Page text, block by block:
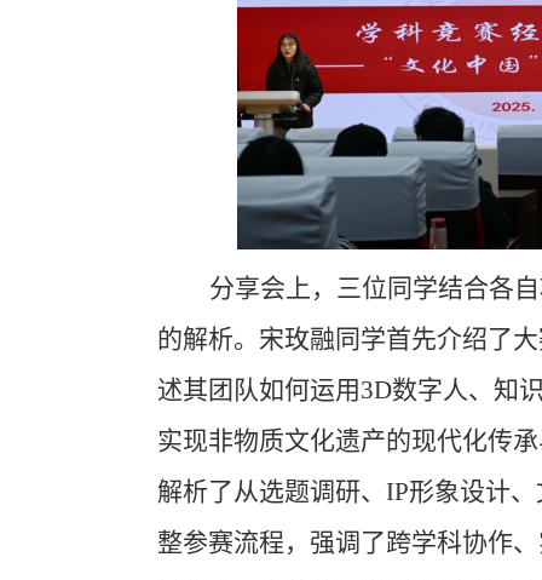
分享会上，三位同学结合各
的解析。 宋玫融同学首先介绍了
述其团队如何运用 3D数字人、知
实现非物质文化遗产的现代化传
解析了从选题调研、IP形象设计
整参赛流程，强调了跨学科协作